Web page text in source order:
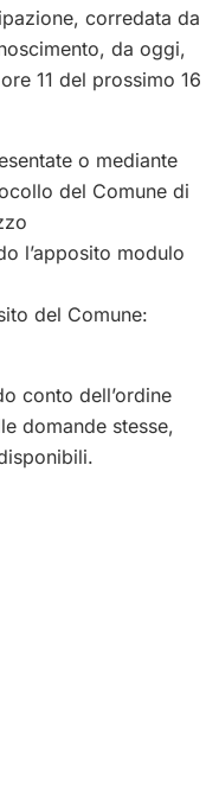
corredata da
da oggi,
11 del prossimo 16
o mediante
del Comune di
l’apposito modulo
del Comune:
conto dell’ordine
domande stesse,